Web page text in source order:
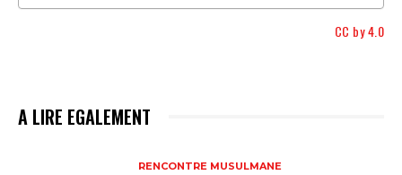
CC by 4.0
A LIRE EGALEMENT
RENCONTRE MUSULMANE